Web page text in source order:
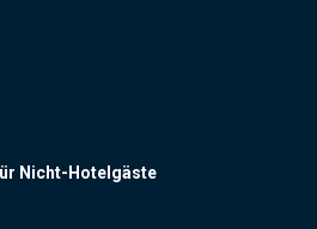
Nicht-Hotelgäste